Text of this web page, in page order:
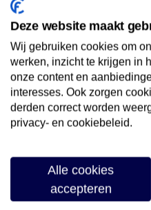
historische hotel door
het hart van Sorrento.
Hotelfaciliteiten
Het hotel biedt op 5
suites, 10 eenpersoons-
die met een lift
(Engels, Duits, Frans) bij
uitchecken. Een
kluis bieden de nodige
gasten toegang tot het
Deze website maakt
Wij gebruiken cookies om
werken, inzicht te krijgen in
onze content en
interesses. Ook zorgen
derden correct worden
privacy- en cookiebeleid.
Alle cookies
accepteren